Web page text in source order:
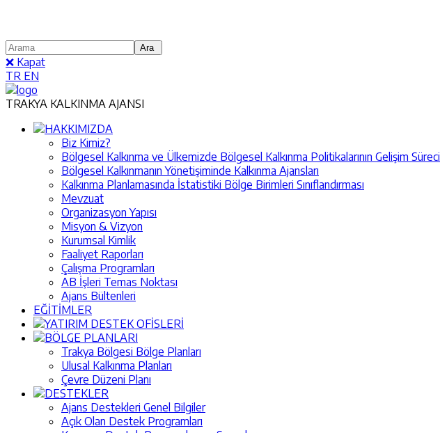
❌ Kapat
TR EN
TRAKYA KALKINMA AJANSI
HAKKIMIZDA
Biz Kimiz?
Bölgesel Kalkınma ve Ülkemizde Bölgesel Kalkınma Politikalarının Gelişim Süreci
Bölgesel Kalkınmanın Yönetişiminde Kalkınma Ajansları
Kalkınma Planlamasında İstatistiki Bölge Birimleri Sınıflandırması
Mevzuat
Organizasyon Yapısı
Misyon & Vizyon
Kurumsal Kimlik
Faaliyet Raporları
Çalışma Programları
AB İşleri Temas Noktası
Ajans Bültenleri
EĞİTİMLER
YATIRIM DESTEK OFİSLERİ
BÖLGE PLANLARI
Trakya Bölgesi Bölge Planları
Ulusal Kalkınma Planları
Çevre Düzeni Planı
DESTEKLER
Ajans Destekleri Genel Bilgiler
Açık Olan Destek Programları